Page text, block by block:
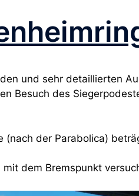
und sehr detaillierten
Besuch des
(nach der Parabolica)
dem Bremspunkt